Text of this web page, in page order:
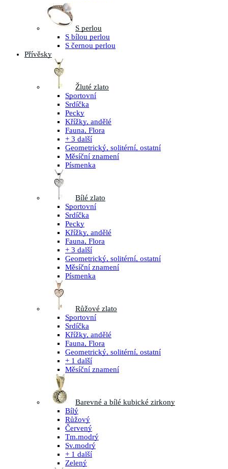
S perlou
S bílou perlou
S černou perlou
Přívěsky
Žluté zlato
Sportovní
Srdíčka
Pecky
Křížky, andělé
Fauna, Flora
+ 3 další
Geometrický, solitérní, ostatní
Měsíční znamení
Písmenka
Bílé zlato
Sportovní
Srdíčka
Pecky
Křížky, andělé
Fauna, Flora
+ 3 další
Geometrický, solitérní, ostatní
Měsíční znamení
Písmenka
Růžové zlato
Sportovní
Srdíčka
Křížky, andělé
Fauna, Flora
Geometrický, solitérní, ostatní
+ 1 další
Měsíční znamení
Barevné a bílé kubické zirkony
Bílý
Růžový
Červený
Tm.modrý
Sv.modrý
+ 1 další
Zelený